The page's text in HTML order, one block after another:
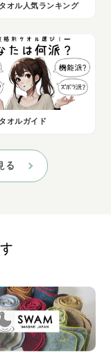
オル人気ランキング
オルガイド
る